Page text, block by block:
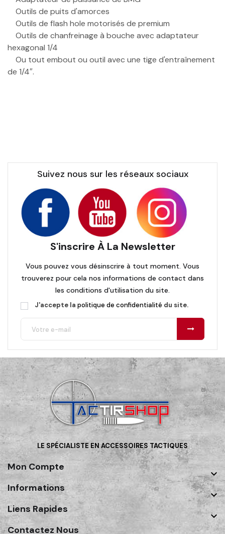
Outils de puits d'amorces
Outils de flash hole motorisés de premium
Outils de chanfreinage à bouche avec adaptateur
hexagonal 1/4
Ou tout embout ou outil avec une tige d'entraînement
de 1/4″.
Suivez nous sur les réseaux sociaux
S'inscrire À La Newsletter
Vous pouvez vous désinscrire à tout moment. Vous
trouverez pour cela nos informations de contact dans
les conditions d'utilisation du site.
J'accepte la politique de confidentialité du site.
LE SPÉCIALISTE EN ACCESSOIRES TACTIQUES
Mon Compte

Informations

Liens Rapides

Contactez Nous